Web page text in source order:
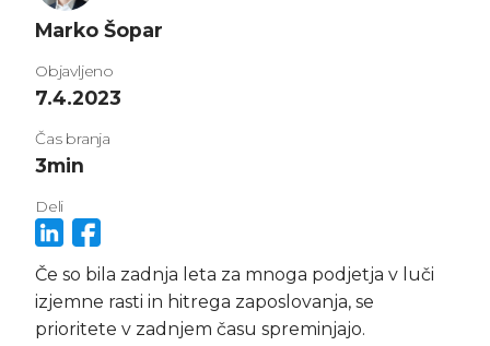
Marko Šopar
Objavljeno
7.4.2023
Čas branja
3min
Deli
Če so bila zadnja leta za mnoga podjetja v luči
izjemne rasti in hitrega zaposlovanja, se
prioritete v zadnjem času spreminjajo.